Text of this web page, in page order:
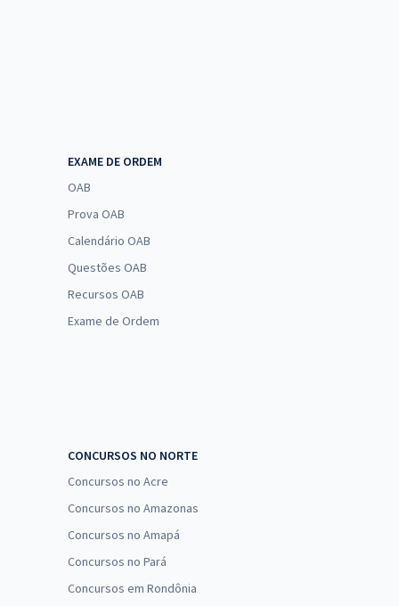
EXAME DE ORDEM
OAB
Prova OAB
Calendário OAB
Questões OAB
Recursos OAB
Exame de Ordem
CONCURSOS NO NORTE
Concursos no Acre
Concursos no Amazonas
Concursos no Amapá
Concursos no Pará
Concursos em Rondônia